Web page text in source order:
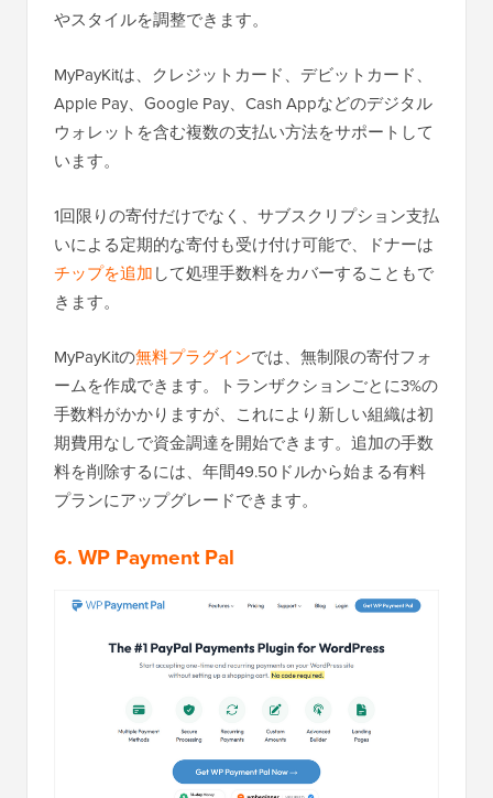
やスタイルを調整できます。
MyPayKitは、クレジットカード、デビットカード、
Apple Pay、Google Pay、Cash Appなどのデジタル
ウォレットを含む複数の支払い方法をサポートして
います。
1回限りの寄付だけでなく、サブスクリプション支払
いによる定期的な寄付も受け付け可能で、ドナーは
チップを追加して処理手数料をカバーすることもで
きます。
MyPayKitの無料プラグインでは、無制限の寄付フォ
ームを作成できます。トランザクションごとに3%の
手数料がかかりますが、これにより新しい組織は初
期費用なしで資金調達を開始できます。追加の手数
料を削除するには、年間49.50ドルから始まる有料
プランにアップグレードできます。
6. WP Payment Pal